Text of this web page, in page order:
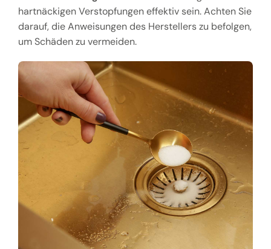
hartnäckigen Verstopfungen effektiv sein. Achten Sie
darauf, die Anweisungen des Herstellers zu befolgen,
um Schäden zu vermeiden.